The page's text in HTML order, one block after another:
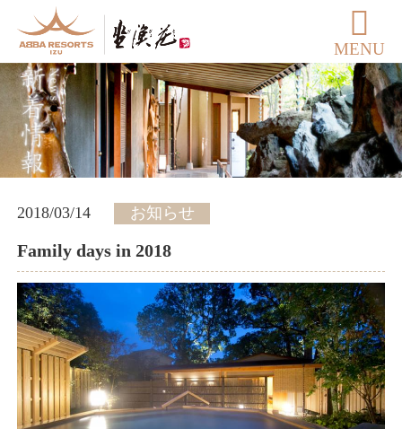
MENU
2018/03/14 お知らせ
Family days in 2018